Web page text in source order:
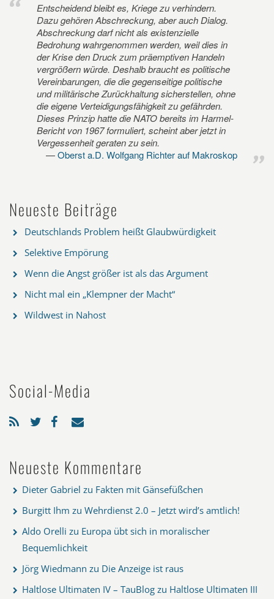
Entscheidend bleibt es, Kriege zu verhindern.
Dazu gehören Abschreckung, aber auch Dialog.
Abschreckung darf nicht als existenzielle
Bedrohung wahrgenommen werden, weil dies in
der Krise den Druck zum präemptiven Handeln
vergrößern würde. Deshalb braucht es politische
Vereinbarungen, die die gegenseitige politische
und militärische Zurückhaltung sicherstellen, ohne
die eigene Verteidigungsfähigkeit zu gefährden.
Dieses Prinzip hatte die NATO bereits im Harmel-
Bericht von 1967 formuliert, scheint aber jetzt in
Vergessenheit geraten zu sein.
Oberst a.D. Wolfgang Richter auf Makroskop
Neueste Beiträge
Deutschlands Problem heißt Glaubwürdigkeit
Selektive Empörung
Wenn die Angst größer ist als das Argument
Nicht mal ein „Klempner der Macht“
Wildwest in Nahost
Social-Media
Neueste Kommentare
Dieter Gabriel zu Fakten mit Gänsefüßchen
Burgitt Ihm zu Wehrdienst 2.0 – Jetzt wird’s amtlich!
Aldo Orelli zu Europa übt sich in moralischer
Bequemlichkeit
Jörg Wiedmann zu Die Anzeige ist raus
Haltlose Ultimaten IV – TauBlog zu Haltlose Ultimaten III